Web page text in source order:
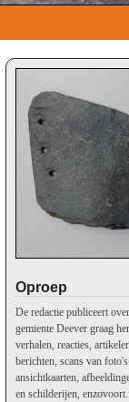
Oproep
De redactie publiceert
gemiente Deever graag
verhalen, reacties,
berichten, scans van
ansichtkaarten,
en schilderijen,